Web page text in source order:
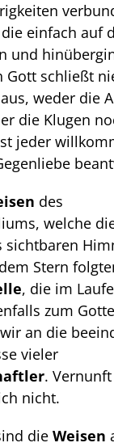
einfach auf
und
Gott schließt
weder die
die Klugen
jeder
des
welche
sichtbaren
Stern
, die im
zum
an die
vieler
.
nicht.
die Weisen